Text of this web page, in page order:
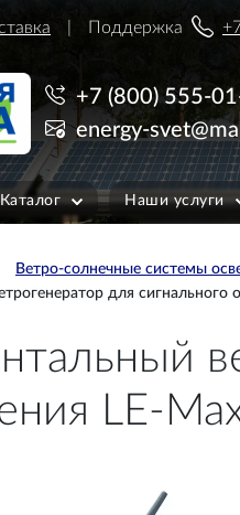
Поддержка
+7 (800) 555-
energy-
Каталог Наши услуги
Ветро-солнечные системы
для сигнального
LE-